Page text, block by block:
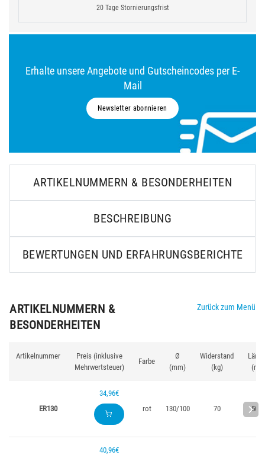
20 Tage Stornierungsfrist
Erhalte unsere Angebote und Gutscheincodes per E-
Mail
Newsletter abonnieren
ARTIKELNUMMERN & BESONDERHEITEN
BESCHREIBUNG
BEWERTUNGEN UND ERFAHRUNGSBERICHTE
ARTIKELNUMMERN &
BESONDERHEITEN
Zurück zum Menü
Artikelnummer
Preis (inklusive
Mehrwertsteuer)
Farbe
Ø
(mm)
Widerstand
(kg)
Länge
(m)
ER130
34,96€
rot
130/100 70 500
40,96€